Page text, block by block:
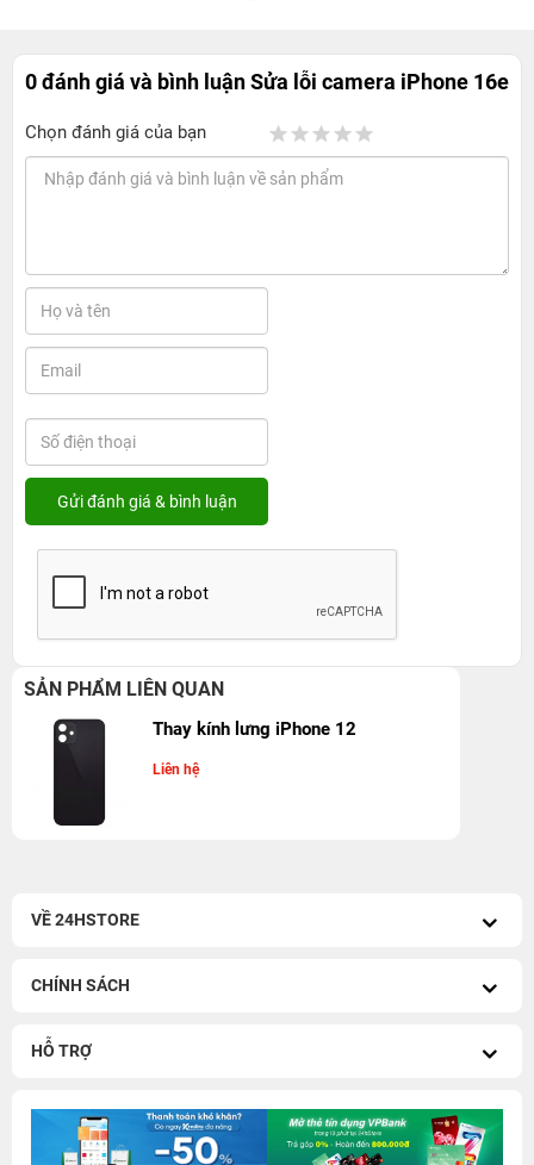
0 đánh giá và bình luậnSửa lỗi camera iPhone 16e
Chọn đánh giá của bạn
SẢN PHẨM LIÊN QUAN
Thay kính lưng iPhone 12
Liên hệ
VỀ 24HSTORE
CHÍNH SÁCH
HỖ TRỢ